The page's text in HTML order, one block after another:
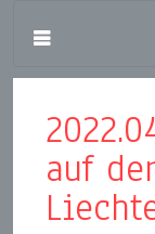
auf